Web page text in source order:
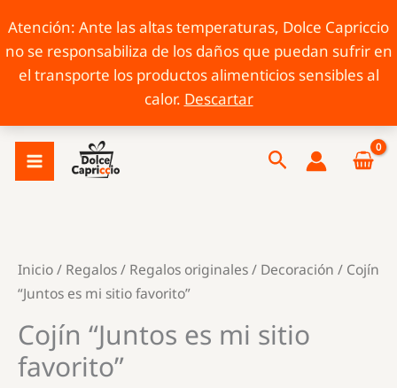
Atención: Ante las altas temperaturas, Dolce Capriccio
no se responsabiliza de los daños que puedan sufrir en
el transporte los productos alimenticios sensibles al
calor. Descartar
contenido
Buscar
Inicio/ Regalos/ Regalos originales/ Decoración / Cojín
“Juntos es mi sitio favorito”
Cojín “Juntos es mi sitio
favorito”